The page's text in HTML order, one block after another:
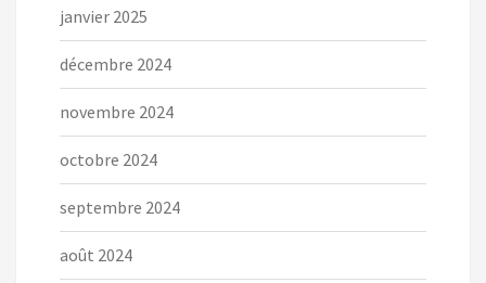
janvier 2025
décembre 2024
novembre 2024
octobre 2024
septembre 2024
août 2024